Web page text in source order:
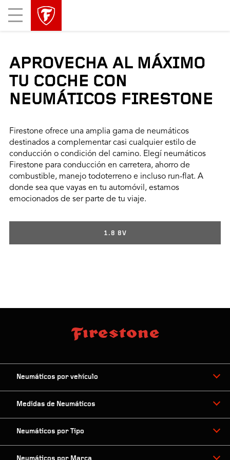
Mobile
Menu
APROVECHA AL MÁXIMO
TU COCHE CON
NEUMÁTICOS FIRESTONE
Firestone ofrece una amplia gama de neumáticos
destinados a complementar casi cualquier estilo de
conducción o condición del camino. Elegí neumáticos
Firestone para conducción en carretera, ahorro de
combustible, manejo todoterreno e incluso run-flat. A
donde sea que vayas en tu automóvil, estamos
emocionados de ser parte de tu viaje.
1.8 8V
Neumáticos por vehículo
Medidas de Neumáticos
Neumáticos por Tipo